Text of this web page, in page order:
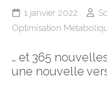
1 janvier 2022
Optimisation
… et 365
une nouvelle